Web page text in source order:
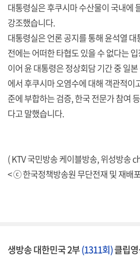
대통령실은 후쿠시마 수산물이 국내에
강조했습니다.
대통령실은 언론 공지를 통해 윤석열
전에는 어떠한 타협도 있을 수 없다는
이어 윤 대통령은 정상회담 기간 중 일
에서 후쿠시마 오염수에 대해 객관적이
준에 부합하는 검증, 한국 전문가 참여
다고 말했습니다.
( KTV 국민방송 케이블방송, 위성방송
< ⓒ 한국정책방송원 무단전재 및 재배
생방송 대한민국 2부(1311회)클립